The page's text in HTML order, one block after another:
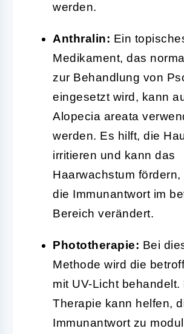
werden.
Anthralin: Ein
Medikament, das
zur Behandlung von
eingesetzt wird, kann
Alopecia areata
werden. Es hilft, die
irritieren und kann das
Haarwachstum fördern,
die Immunantwort im
Bereich verändert.
Phototherapie: Bei
Methode wird die
mit UV-Licht behandelt.
Therapie kann helfen,
Immunantwort zu